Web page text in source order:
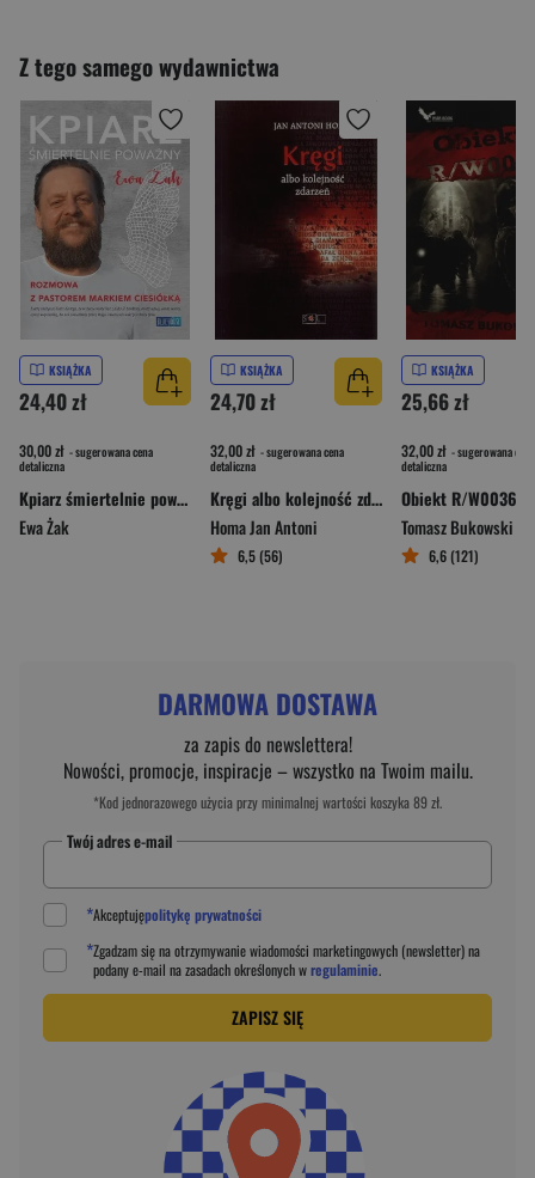
Z tego samego wydawnictwa
KSIĄŻKA
24,40 zł
30,00 zł - sugerowana cena
detaliczna
Kpiarz śmiertelnie poważny
Ewa Żak
KSIĄŻKA
24,70 zł
32,00 zł - sugerowana cena
detaliczna
Kręgi albo kolejność zdarzeń
Homa Jan Antoni
6,5 (56)
KSIĄŻKA
25,66 zł
32,00 zł - sugerowana cena
detaliczna
Obiekt R/W0036
Tomasz Bukowski
6,6 (121)
DARMOWA DOSTAWA
za zapis do newslettera!
Nowości, promocje, inspiracje – wszystko na Twoim mailu.
*Kod jednorazowego użycia przy minimalnej wartości koszyka 89 zł.
Twój adres e-mail
*Akceptujępolitykę prywatności
*Zgadzam się na otrzymywanie wiadomości marketingowych (newsletter) na
podanye-mail na zasadach określonych wregulaminie.
ZAPISZ SIĘ